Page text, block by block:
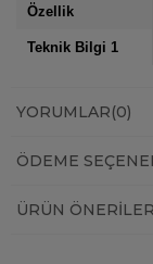
Özellik
Teknik Bilgi 1
YORUMLAR(0)
ÖDEME
ÜRÜN